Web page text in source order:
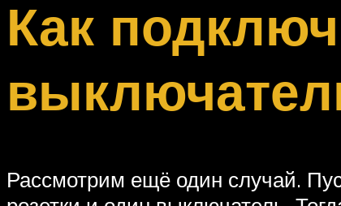
Как
Рассмотрим ещё один случай.